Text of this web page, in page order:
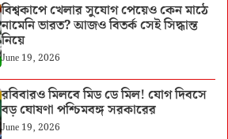
বিশ্বকাপে খেলার সুযোগ পেয়েও কেন মাঠে
নামেনি ভারত? আজও বিতর্ক সেই সিদ্ধান্ত
নিয়ে
June 19, 2026
রবিবারও মিলবে মিড ডে মিল! যোগ দিবসে
বড় ঘোষণা পশ্চিমবঙ্গ সরকারের
June 19, 2026